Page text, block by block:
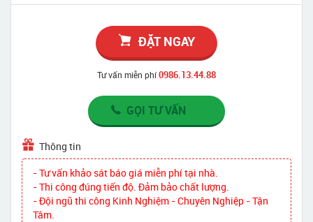
ĐẶT NGAY
Tư vấn miễn phí0986.13.44.88
GỌI TƯ VẤN
Thông tin
- Tư vấn khảo sát báo giá miễn phí tại nhà.
- Thi công đúng tiến độ. Đảm bảo chất lượng.
- Đội ngũ thi công Kinh Nghiệm - Chuyên Nghiệp - Tận
Tâm.